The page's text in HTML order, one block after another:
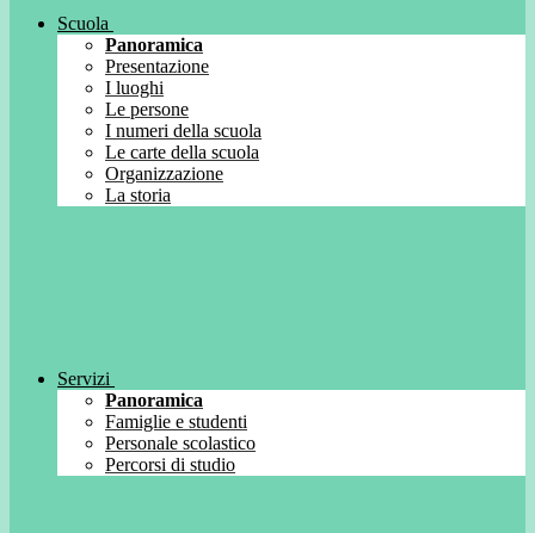
Scuola
Panoramica
Presentazione
I luoghi
Le persone
I numeri della scuola
Le carte della scuola
Organizzazione
La storia
Servizi
Panoramica
Famiglie e studenti
Personale scolastico
Percorsi di studio